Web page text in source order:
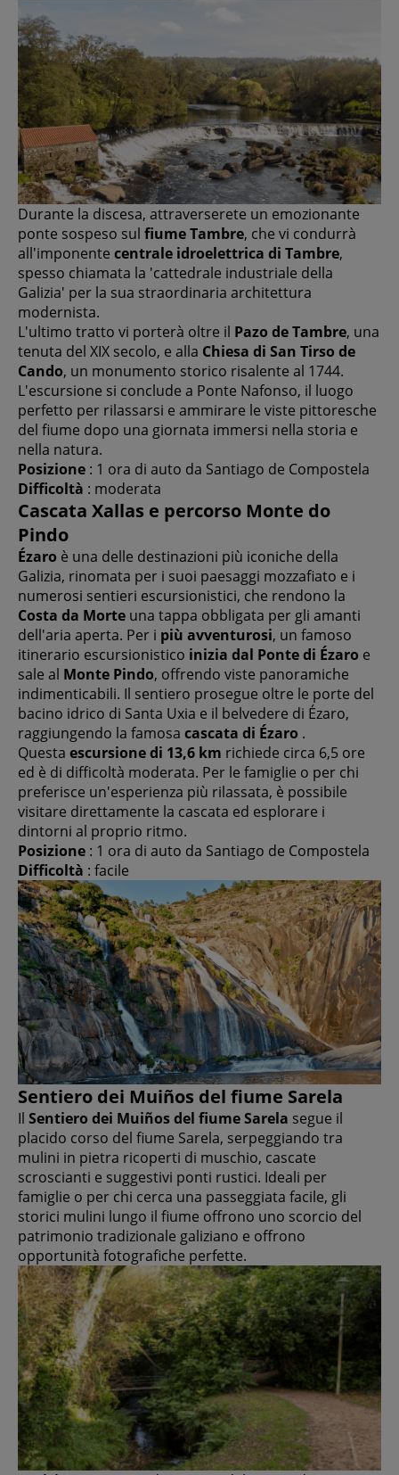
Durante la discesa, attraverserete un emozionante
ponte sospeso sul fiume Tambre, che vi condurrà
all'imponente centrale idroelettrica di Tambre,
spesso chiamata la 'cattedrale industriale della
Galizia' per la sua straordinaria architettura
modernista.
L'ultimo tratto vi porterà oltre il Pazo de Tambre, una
tenuta del XIX secolo, e alla Chiesa di San Tirso de
Cando, un monumento storico risalente al 1744.
L'escursione si conclude a Ponte Nafonso, il luogo
perfetto per rilassarsi e ammirare le viste pittoresche
del fiume dopo una giornata immersi nella storia e
nella natura.
Posizione : 1 ora di auto da Santiago de Compostela
Difficoltà : moderata
Cascata Xallas e percorso Monte do
Pindo
Ézaro è una delle destinazioni più iconiche della
Galizia, rinomata per i suoi paesaggi mozzafiato e i
numerosi sentieri escursionistici, che rendono la
Costa da Morte una tappa obbligata per gli amanti
dell'aria aperta. Per i più avventurosi, un famoso
itinerario escursionistico inizia dal Ponte di Ézaro e
sale al Monte Pindo, offrendo viste panoramiche
indimenticabili. Il sentiero prosegue oltre le porte del
bacino idrico di Santa Uxia e il belvedere di Ézaro,
raggiungendo la famosa cascata di Ézaro .
Questa escursione di 13,6 km richiede circa 6,5 ore
ed è di difficoltà moderata. Per le famiglie o per chi
preferisce un'esperienza più rilassata, è possibile
visitare direttamente la cascata ed esplorare i
dintorni al proprio ritmo.
Posizione : 1 ora di auto da Santiago de Compostela
Difficoltà : facile
Sentiero dei Muiños del fiume Sarela
Il Sentiero dei Muiños del fiume Sarela segue il
placido corso del fiume Sarela, serpeggiando tra
mulini in pietra ricoperti di muschio, cascate
scroscianti e suggestivi ponti rustici. Ideali per
famiglie o per chi cerca una passeggiata facile, gli
storici mulini lungo il fiume offrono uno scorcio del
patrimonio tradizionale galiziano e offrono
opportunità fotografiche perfette.